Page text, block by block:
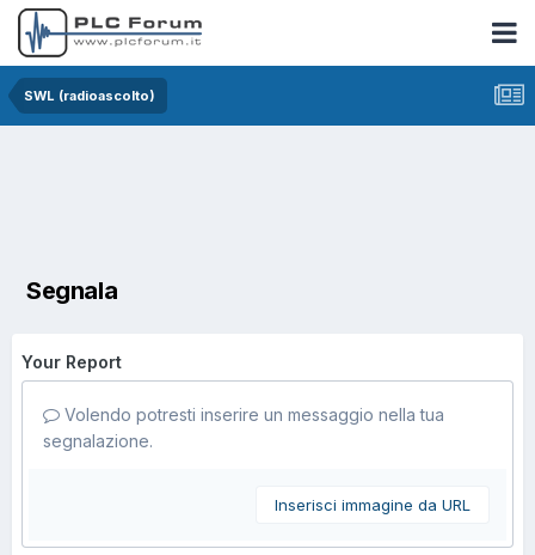
SWL (radioascolto)
Segnala
Your Report
Volendo potresti inserire un messaggio nella tua
segnalazione.
Inserisci immagine da URL